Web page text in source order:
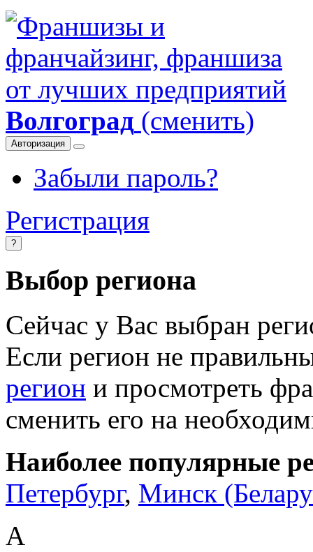
Волгоград (сменить)
Авторизация
Забыли пароль?
Регистрация
?
Выбор региона
Сейчас у Вас выбран
Если регион не
регион и просмотреть
сменить его на
Наиболее популярные
Петербург, Минск
А